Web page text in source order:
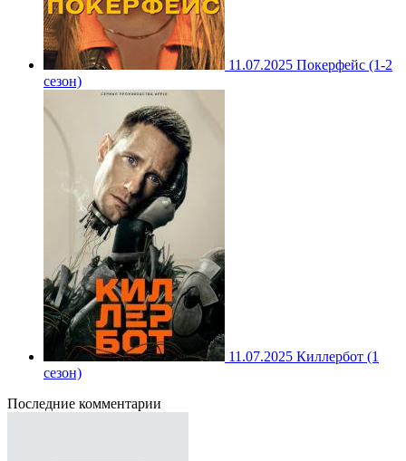
11.07.2025 Покерфейс (1-2
сезон)
11.07.2025 Киллербот (1
сезон)
Последние комментарии